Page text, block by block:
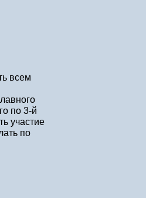
всем
по 3-й
участие
по